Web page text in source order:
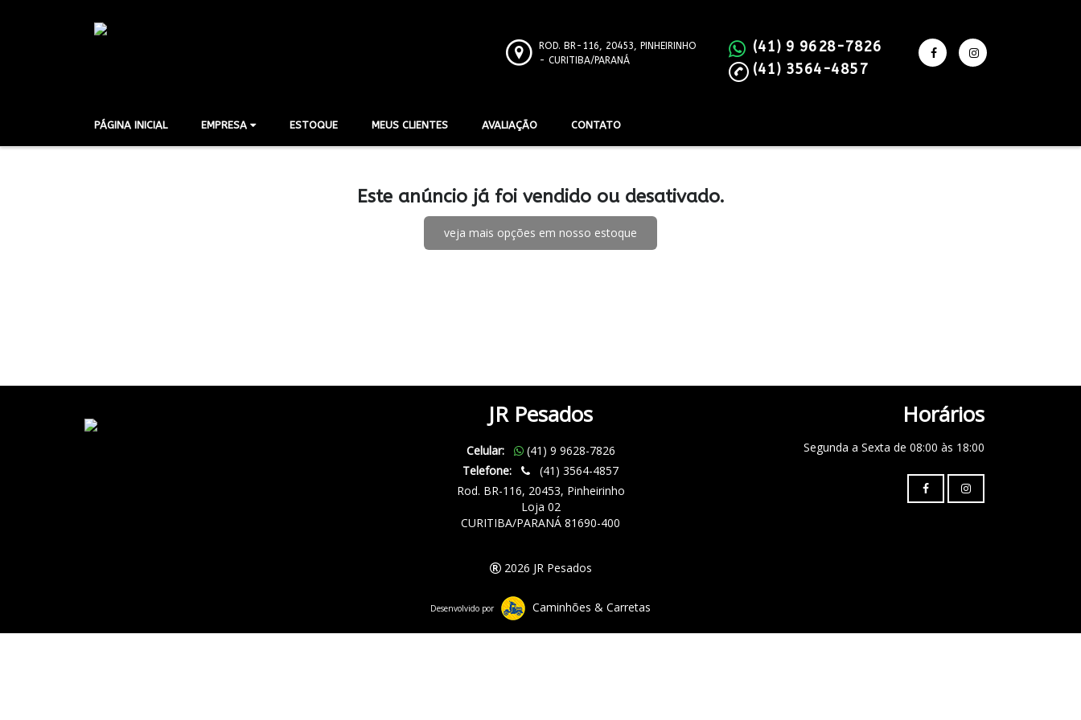
(41) 9 9628-7826
(41) 3564-4857
ROD. BR-116, 20453, PINHEIRINHO
- CURITIBA/PARANÁ
PÁGINA INICIAL EMPRESA ESTOQUE MEUS CLIENTES AVALIAÇÃO CONTATO
Este anúncio já foi vendido ou desativado.
veja mais opções em nosso estoque
JR Pesados
Celular:
(41) 9 9628-7826
Telefone:
(41) 3564-4857
Rod. BR-116, 20453, Pinheirinho
Loja 02
CURITIBA/PARANÁ 81690-400
Horários
Segunda a Sexta de 08:00 às 18:00
2026 JR Pesados
Desenvolvido por Caminhões & Carretas